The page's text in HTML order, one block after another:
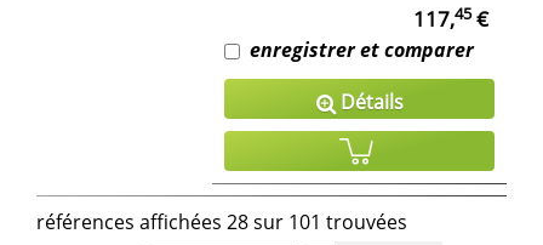
117,45€
enregistrer et comparer
Détails
références affichées 28 sur 101 trouvées